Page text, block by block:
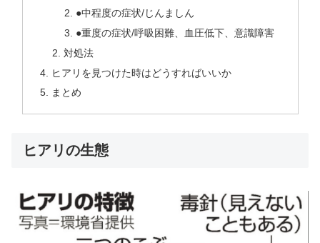
●中程度の症状/じんましん
●重度の症状/呼吸困難、血圧低下、意識障害
対処法
ヒアリを見つけた時はどうすればいいか
まとめ
ヒアリの生態